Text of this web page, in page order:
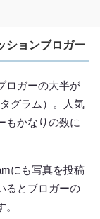
ションブロガー
ロガーの大半が
グラム）。人気
もかなりの数に
にも写真を投稿
るとブロガーの